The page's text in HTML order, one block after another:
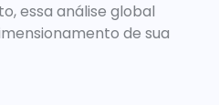
essa análise global
de sua